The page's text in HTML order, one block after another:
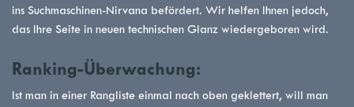
ins Suchmaschinen-Nirvana befördert. Wir helfen Ihnen jedoch,
das Ihre Seite in neuen technischen Glanz wiedergeboren wird.
Ranking-Überwachung:
Ist man in einer Rangliste einmal nach oben geklettert, will man